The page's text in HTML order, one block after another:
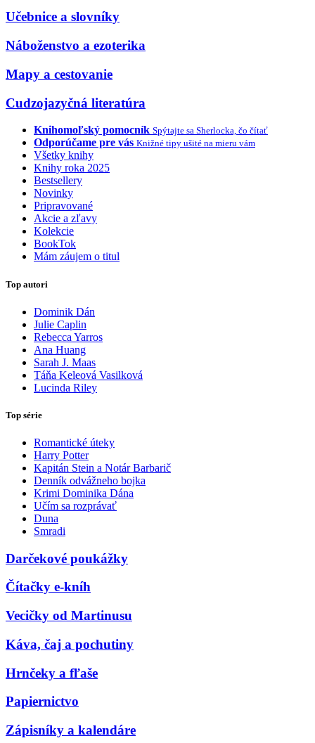
Učebnice a slovníky
Náboženstvo a ezoterika
Mapy a cestovanie
Cudzojazyčná literatúra
Knihomoľský pomocník Spýtajte sa Sherlocka, čo čítať
Odporúčame pre vás Knižné tipy ušité na mieru vám
Všetky knihy
Knihy roka 2025
Bestsellery
Novinky
Pripravované
Akcie a zľavy
Kolekcie
BookTok
Mám záujem o titul
Top autori
Dominik Dán
Julie Caplin
Rebecca Yarros
Ana Huang
Sarah J. Maas
Táňa Keleová Vasilková
Lucinda Riley
Top série
Romantické úteky
Harry Potter
Kapitán Stein a Notár Barbarič
Denník odvážneho bojka
Krimi Dominika Dána
Učím sa rozprávať
Duna
Smradi
Darčekové poukážky
Čítačky e-kníh
Vecičky od Martinusu
Káva, čaj a pochutiny
Hrnčeky a fľaše
Papiernictvo
Zápisníky a kalendáre